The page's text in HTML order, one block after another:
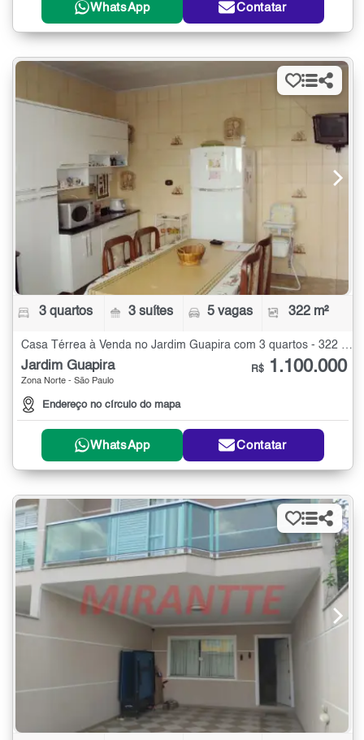
WhatsApp Contatar
3 quartos 3 suítes 5 vagas 322 m²
Casa Térrea à Venda no Jardim Guapira com 3 quartos - 322 m²
Jardim Guapira
Zona Norte - São Paulo
Endereço no círculo do mapa
R$ 1.100.000
WhatsApp Contatar